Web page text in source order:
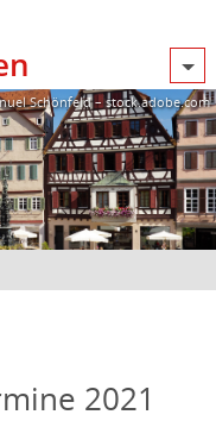
Schönfeld – stock.adobe.com
2021